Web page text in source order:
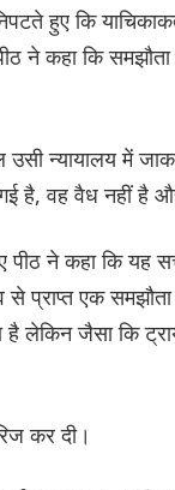
हुए कि
कहा कि समझौता
न्यायालय में
है, वह वैध नहीं है
ने कहा कि यह
से प्राप्त एक
लेकिन जैसा कि
कर दी।